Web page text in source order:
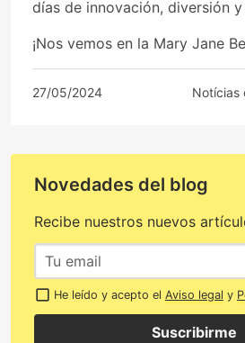
días de innovación, diversión
¡Nos vemos en la Mary Jane
27/05/2024 Notícias
Novedades del blog
Recibe nuestros nuevos
He leído y acepto el Aviso legal y
Suscribirme